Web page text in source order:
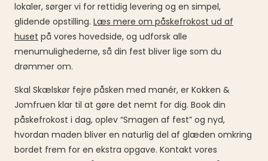
lokaler, sørger vi for rettidig levering og en simpel,
glidende opstilling. Læs mere om påskefrokost ud af
huset på vores hovedside, og udforsk alle
menumulighederne, så din fest bliver lige som du
drømmer om.
Skal Skælskør fejre påsken med manér, er Kokken &
Jomfruen klar til at gøre det nemt for dig. Book din
påskefrokost i dag, oplev “Smagen af fest” og nyd,
hvordan maden bliver en naturlig del af glæden omkring
bordet frem for en ekstra opgave. Kontakt vores